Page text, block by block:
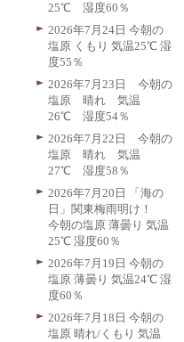
25℃ 湿度60％
2026年7月24日 今朝の
塩原 くもり 気温25℃ 湿
度55％
2026年7月23日 今朝の
塩原 晴れ 気温
26℃ 湿度54％
2026年7月22日 今朝の
塩原 晴れ 気温
27℃ 湿度58％
2026年7月20日 「海の
日」関東梅雨明け！
今朝の塩原 薄曇り 気温
25℃ 湿度60％
2026年7月19日 今朝の
塩原 薄曇り 気温24℃ 湿
度60％
2026年7月18日 今朝の
塩原 晴れ/くもり 気温